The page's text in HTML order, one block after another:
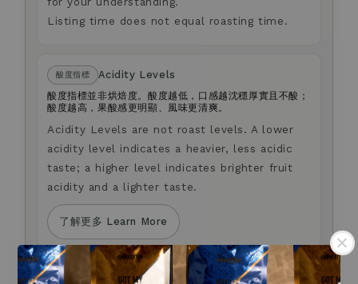
Listing time does not equal roasting time.
酸度指標
Acidity Levels
酸度指標並非烘焙度。酸度越低，口感越沈穩厚實且不酸；
酸度越高，果酸感更明顯、風味更清爽。
Acidity Levels are not roast levels. A lower
acidity level indicates a heavier, less acidic
taste; a higher level indicates brighter fruit
acidity and a lighter taste.
了解更多 Learn More
防詐騙提醒
Anti-fraud Notice